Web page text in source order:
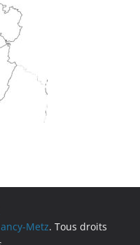
Metz. Tous droits